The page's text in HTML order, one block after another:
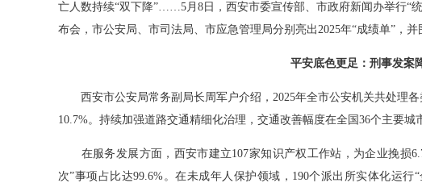
亡人数持续“双下降”……5月8日，西安市委宣传部、市政府新闻办举行“
布会，市公安局、市司法局、市应急管理局分别亮出2025年“成绩单”，并
平安底色更足：刑事发案
西安市公安局常务副局长周军户介绍，2025年全市公安机关共处理各
10.7%。持续加强道路交通精细化治理，交通改善幅度在全国36个主要城
在服务发展方面，西安市建立107家知识产权工作站，为企业挽损
次”事项占比达99.6%。在未成年人保护领域，190个派出所实体化运